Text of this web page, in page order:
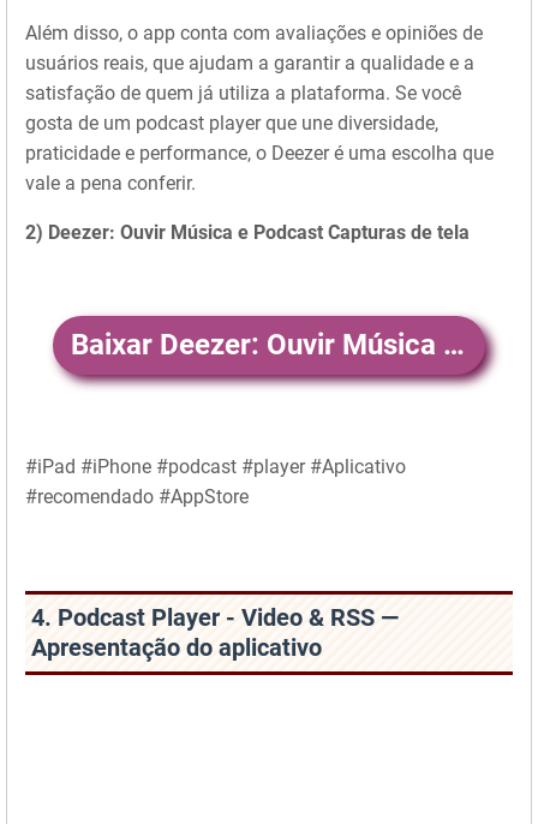
Além disso, o app conta com avaliações e opiniões de
usuários reais, que ajudam a garantir a qualidade e a
satisfação de quem já utiliza a plataforma. Se você
gosta de um podcast player que une diversidade,
praticidade e performance, o Deezer é uma escolha que
vale a pena conferir.
2) Deezer: Ouvir Música e Podcast Capturas de tela
Baixar Deezer: Ouvir Música e Podcast
#iPad #iPhone #podcast #player #Aplicativo
#recomendado #AppStore
4. Podcast Player - Video & RSS —
Apresentação do aplicativo